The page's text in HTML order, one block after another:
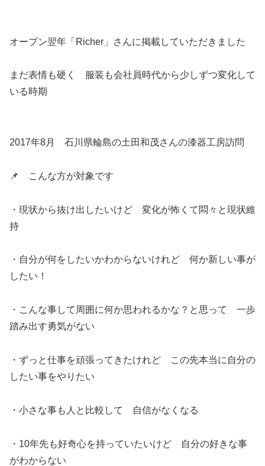
オープン翌年「Richer」さんに掲載していただきました
まだ表情も硬く 服装も会社員時代から少しずつ変化して
いる時期
2017年8月 石川県輪島の土田和茂さんの漆器工房訪問
📌 こんな方が対象です
・現状から抜け出したいけど 変化が怖くて悶々と現状維
持
・自分が何をしたいかわからないけれど 何か新しい事が
したい！
・こんな事して周囲に何か思われるかな？と思って 一歩
踏み出す勇気がない
・ずっと仕事を頑張ってきたけれど この先本当に自分の
したい事をやりたい
・小さな事も人と比較して 自信がなくなる
・10年先も好奇心を持っていたいけど 自分の好きな事
がわからない